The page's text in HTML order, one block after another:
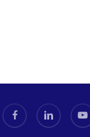
facebook linkedin youtube